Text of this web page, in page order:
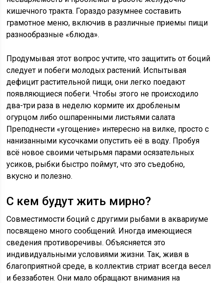
кишечного тракта. Гораздо разумнее составить
грамотное меню, включив в различные приемы пищи
разнообразные «блюда».
Продумывая этот вопрос учтите, что защитить от боций
следует и побеги молодых растений. Испытывая
дефицит растительной пищи, они легко поедают
появляющиеся побеги. Чтобы этого не происходило
два-три раза в неделю кормите их дробленым
огурцом либо ошпаренными листьями салата
Преподнести «угощение» интересно на вилке, просто с
нанизанными кусочками опустить её в воду. Пробуя
всё новое своими четырьмя парами осязательных
усиков, рыбки быстро поймут, что это съедобно,
вкусно и полезно.
С кем будут жить мирно?
Совместимости боций с другими рыбами в аквариуме
посвящено много сообщений. Иногда имеющиеся
сведения противоречивы. Объясняется это
индивидуальными условиями жизни. Так, живя в
благоприятной среде, в коллектив стриат всегда весел
и беззаботен. Они мало обращают внимания на